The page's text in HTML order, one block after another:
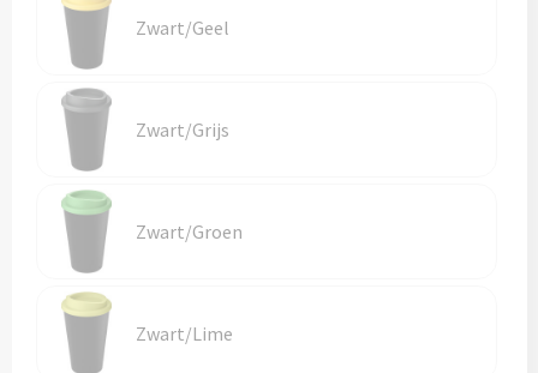
Zwart/Geel
Zwart/Grijs
Zwart/Groen
Zwart/Lime